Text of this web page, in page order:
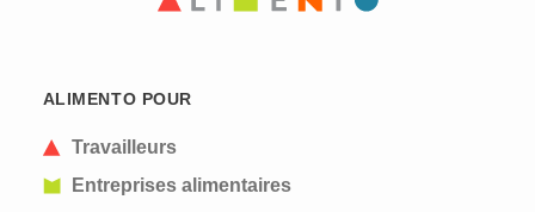
ALIMENTO POUR
Travailleurs
Entreprises alimentaires